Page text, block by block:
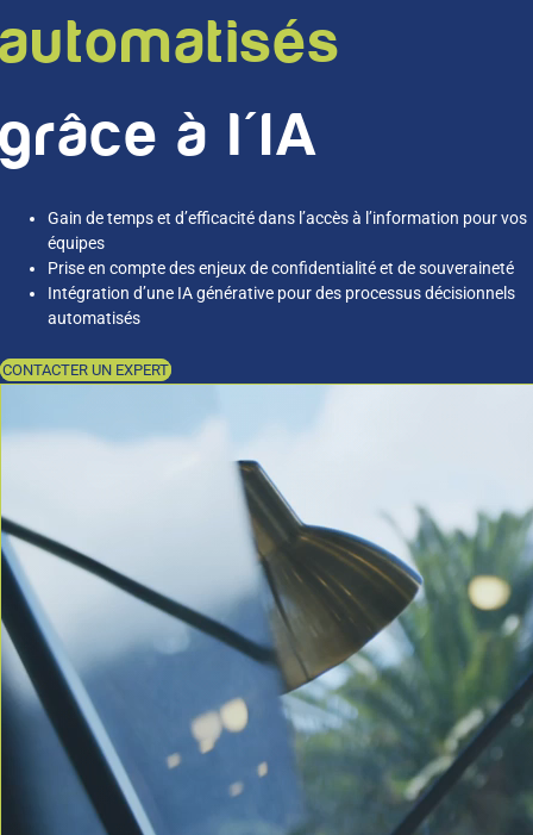
automatisés
grâce à l'IA
Gain de temps et d’efficacité dans l’accès à l’information pour vos
équipes
Prise en compte des enjeux de confidentialité et de souveraineté
Intégration d’une IA générative pour des processus décisionnels
automatisés
CONTACTER UN EXPERT